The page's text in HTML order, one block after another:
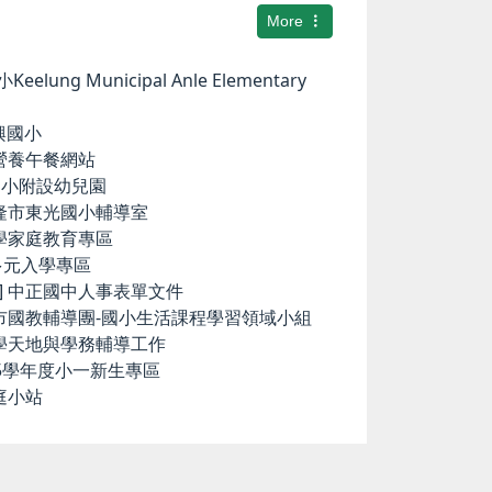
More
Keelung Municipal Anle Elementary
國小
養午餐網站
附設幼兒園
東光國小輔導室
家庭教育專區
入學專區
正國中人事表單文件
教輔導團-國小生活課程學習領域小組
地與學務輔導工作
年度小一新生專區
小站